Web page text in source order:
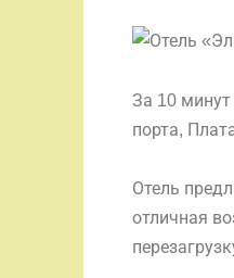
За 10
порта,
Отель
отличная